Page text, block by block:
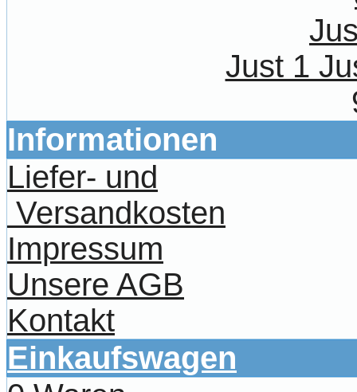
Just 1
Informationen
Liefer- und
Versandkosten
Impressum
Unsere AGB
Kontakt
Einkaufswagen